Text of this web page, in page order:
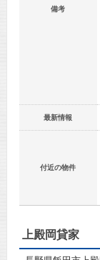
備考
最新情報
付近の物件
上殿岡貸家